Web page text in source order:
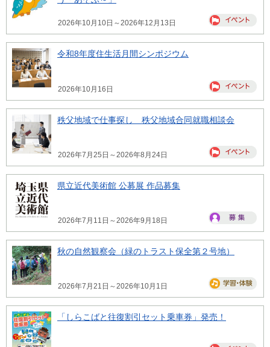
2026年10月10日～2026年12月13日
令和8年度住生活月間シンポジウム
2026年10月16日
秩父地域で仕事探し 秩父地域合同就職相談会
2026年7月25日～2026年8月24日
県立近代美術館 公募展 作品募集
2026年7月11日～2026年9月18日
秋の自然観察会（緑のトラスト保全第２号地）
2026年7月21日～2026年10月1日
「しらこばと往復割引セット乗車券」発売！